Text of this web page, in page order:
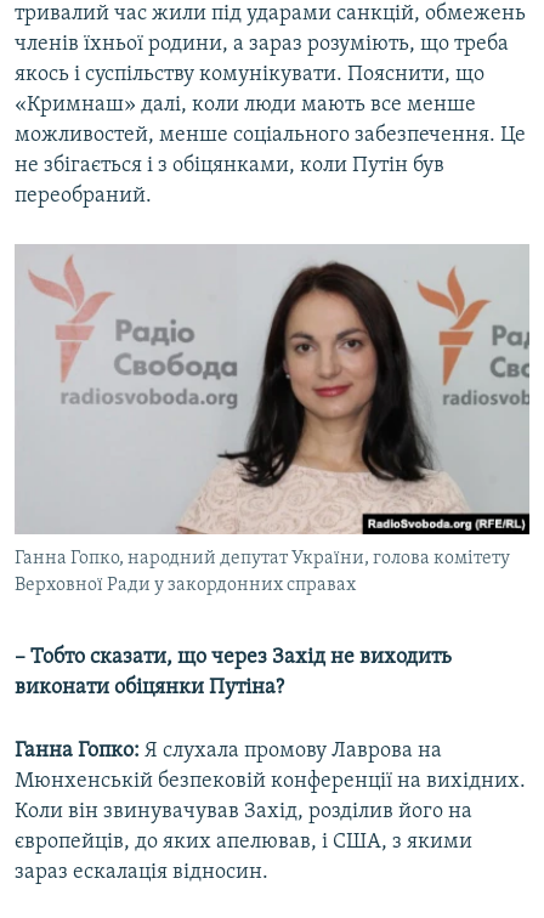
тривалий час жили під ударами санкцій, обмежень
членів їхньої родини, а зараз розуміють, що треба
якось і суспільству комунікувати. Пояснити, що
«Кримнаш» далі, коли люди мають все менше
можливостей, менше соціального забезпечення. Це
не збігається і з обіцянками, коли Путін був
переобраний.
Ганна Гопко, народний депутат України, голова комітету
Верховної Ради у закордонних справах
– Тобто сказати, що через Захід не виходить
виконати обіцянки Путіна?
Ганна Гопко: Я слухала промову Лаврова на
Мюнхенській безпековій конференції на вихідних.
Коли він звинувачував Захід, розділив його на
європейців, до яких апелював, і США, з якими
зараз ескалація відносин.